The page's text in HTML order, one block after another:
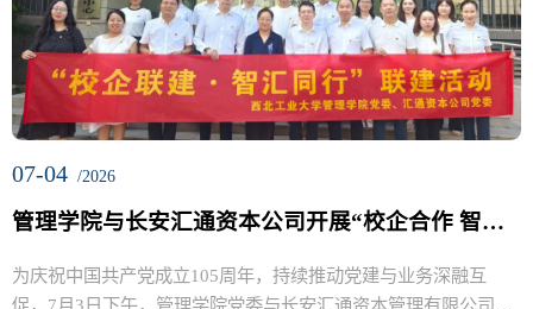
07-04 /2026
管理学院与长安汇通资本公司开展“校企合作 智汇同行”共建活动
为庆祝中国共产党成立105周年，持续推动党建与业务深融互